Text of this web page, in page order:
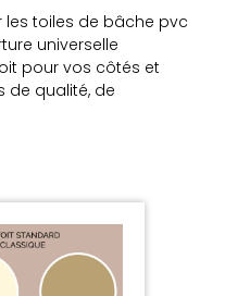
les toiles de bâche pvc
universelle
pour vos côtés et
de qualité, de